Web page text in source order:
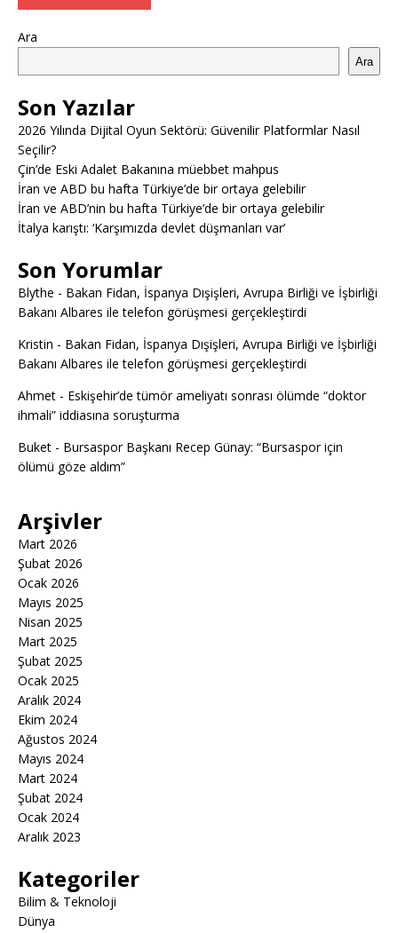
Ara
Ara
Son Yazılar
2026 Yılında Dijital Oyun Sektörü: Güvenilir Platformlar Nasıl
Seçilir?
Çin’de Eski Adalet Bakanına müebbet mahpus
İran ve ABD bu hafta Türkiye’de bir ortaya gelebilir
İran ve ABD’nin bu hafta Türkiye’de bir ortaya gelebilir
İtalya karıştı: ‘Karşımızda devlet düşmanları var’
Son Yorumlar
Blythe - Bakan Fidan, İspanya Dışişleri, Avrupa Birliği ve İşbirliği
Bakanı Albares ile telefon görüşmesi gerçekleştirdi
Kristin - Bakan Fidan, İspanya Dışişleri, Avrupa Birliği ve İşbirliği
Bakanı Albares ile telefon görüşmesi gerçekleştirdi
Ahmet - Eskişehir’de tümör ameliyatı sonrası ölümde “doktor
ihmali” iddiasına soruşturma
Buket - Bursaspor Başkanı Recep Günay: “Bursaspor için
ölümü göze aldım”
Arşivler
Mart 2026
Şubat 2026
Ocak 2026
Mayıs 2025
Nisan 2025
Mart 2025
Şubat 2025
Ocak 2025
Aralık 2024
Ekim 2024
Ağustos 2024
Mayıs 2024
Mart 2024
Şubat 2024
Ocak 2024
Aralık 2023
Kategoriler
Bilim & Teknoloji
Dünya